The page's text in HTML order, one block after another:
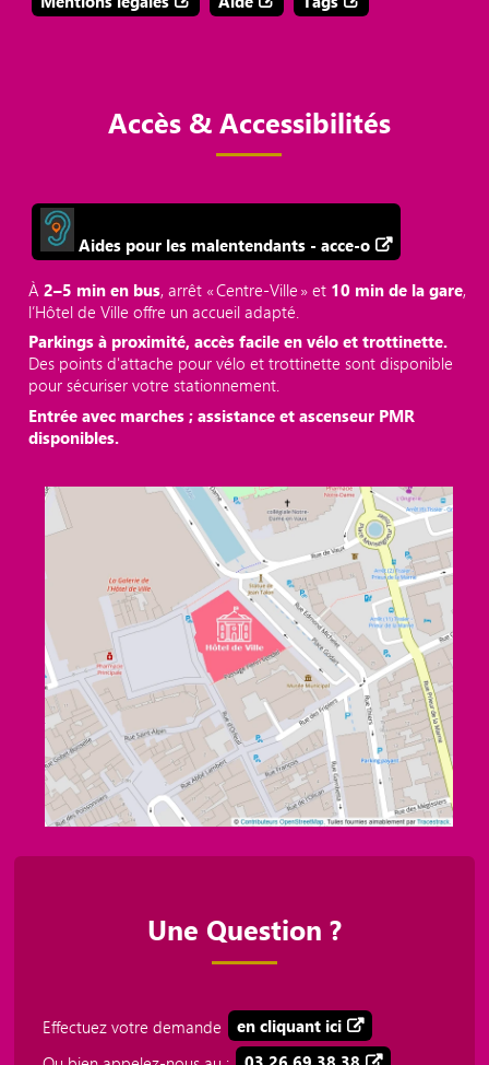
Accès & Accessibilités
Aides pour les malentendants - acce-o
À2–5 min en bus, arrêt « Centre‑Ville » et 10 min de la gare,
l’Hôtel de Ville offre un accueil adapté.
Parkings à proximité, accès facile en vélo et trottinette.
Des points d'attache pour vélo et trottinette sont disponible
pour sécuriser votre stationnement.
Entrée avec marches ; assistance et ascenseur PMR
disponibles.
Une Question ?
Effectuez votre demande
en cliquant ici